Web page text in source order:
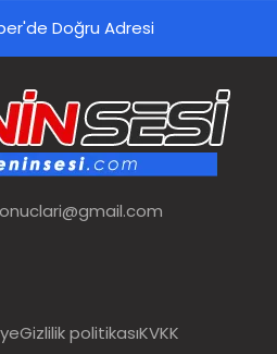
Doğru Adresi
Gizlilik politikasıKVKK